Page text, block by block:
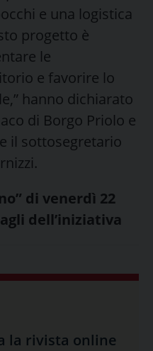
e una logistica
progetto è
le
e favorire lo
hanno dichiarato
di Borgo Priolo e
il sottosegretario
di venerdì 22
dell’iniziativa
la rivista online